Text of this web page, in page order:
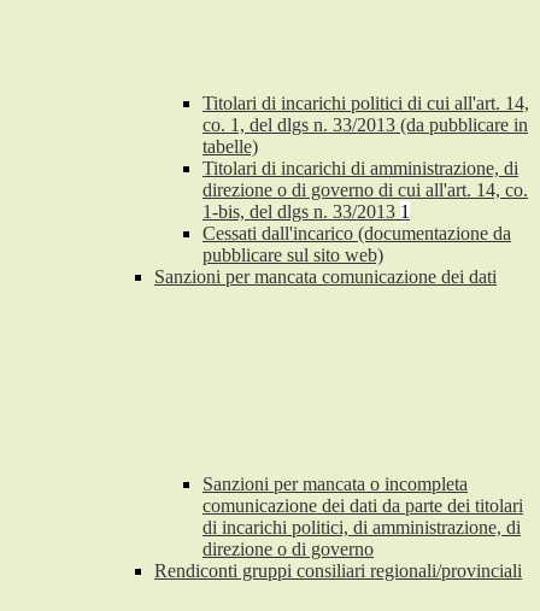
Titolari di incarichi politici di cui all'art. 14,
co. 1, del dlgs n. 33/2013 (da pubblicare in
tabelle)
Titolari di incarichi di amministrazione, di
direzione o di governo di cui all'art. 14, co.
1-bis, del dlgs n. 33/2013 1
Cessati dall'incarico (documentazione da
pubblicare sul sito web)
Sanzioni per mancata comunicazione dei dati
Sanzioni per mancata o incompleta
comunicazione dei dati da parte dei titolari
di incarichi politici, di amministrazione, di
direzione o di governo
Rendiconti gruppi consiliari regionali/provinciali